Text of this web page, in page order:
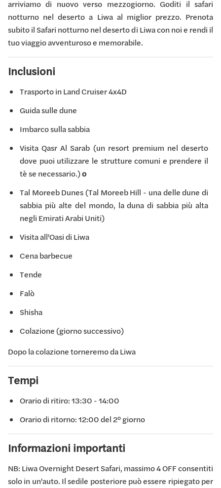
arriviamo di nuovo verso mezzogiorno. Goditi il ​​safari
notturno nel deserto a Liwa al miglior prezzo. Prenota
subito il Safari notturno nel deserto di Liwa con noi e rendi il
tuo viaggio avventuroso e memorabile.
Inclusioni
Trasporto in Land Cruiser 4x4D
Guida sulle dune
Imbarco sulla sabbia
Visita Qasr Al Sarab (un resort premium nel deserto
dove puoi utilizzare le strutture comuni e prendere il
tè se necessario.)o
Tal Moreeb Dunes (Tal Moreeb Hill - una delle dune di
sabbia più alte del mondo, la duna di sabbia più alta
negli Emirati Arabi Uniti)
Visita all'Oasi di Liwa
Cena barbecue
Tende
Falò
Shisha
Colazione (giorno successivo)
Dopo la colazione torneremo da Liwa
Tempi
Orario di ritiro: 13:30 - 14:00
Orario di ritorno: 12:00 del 2° giorno
Informazioni importanti
NB: Liwa Overnight Desert Safari, massimo 4 OFF consentiti
solo in un'auto. Il sedile posteriore può essere ripiegato per